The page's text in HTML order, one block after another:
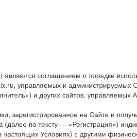
соглашением о порядке
управляемых и
и других сайтов,
зарегистрированное на Сайте и
по тексту — «Регистрация»)
Условиях) с другими